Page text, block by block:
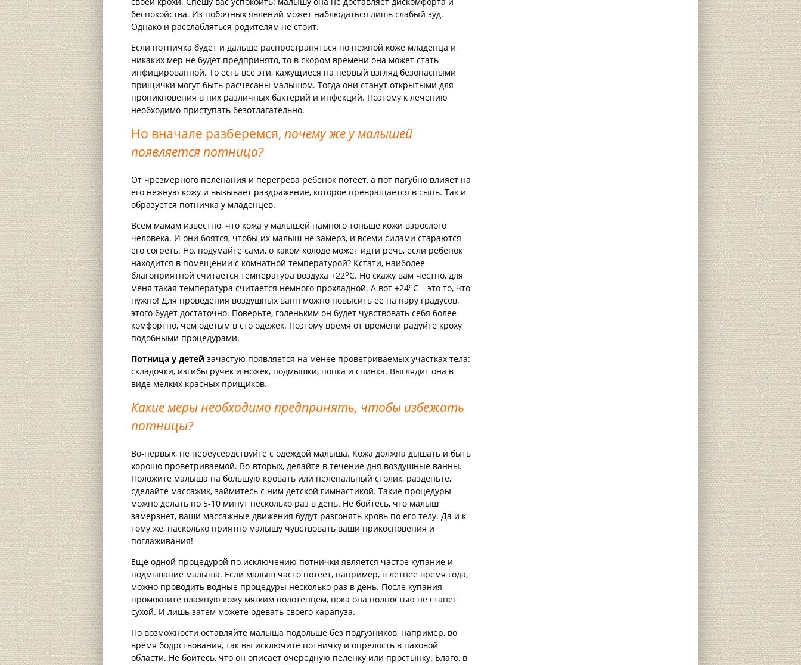
беспокойства. Из побочных явлений может наблюдаться лишь слабый зуд.
Однако и расслабляться родителям не стоит.
Если потничка будет и дальше распространяться по нежной коже младенца и
никаких мер не будет предпринято, то в скором времени она может стать
инфицированной. То есть все эти, кажущиеся на первый взгляд безопасными
прищички могут быть расчесаны малышом. Тогда они станут открытыми для
проникновения в них различных бактерий и инфекций. Поэтому к лечению
необходимо приступать безотлагательно.
Но вначале разберемся, почему же у малышей
появляется потница?
От чрезмерного пеленания и перегрева ребенок потеет, а пот пагубно влияет на
его нежную кожу и вызывает раздражение, которое превращается в сыпь. Так и
образуется потничка у младенцев.
Всем мамам известно, что кожа у малышей намного тоньше кожи взрослого
человека. И они боятся, чтобы их малыш не замерз, и всеми силами стараются
его согреть. Но, подумайте сами, о каком холоде может идти речь, если ребенок
находится в помещении с комнатной температурой? Кстати, наиболее
благоприятной считается температура воздуха +22оС. Но скажу вам честно, для
меня такая температура считается немного прохладной. А вот +24оС – это то, что
нужно! Для проведения воздушных ванн можно повысить её на пару градусов,
этого будет достаточно. Поверьте, голеньким он будет чувствовать себя более
комфортно, чем одетым в сто одежек. Поэтому время от времени радуйте кроху
подобными процедурами.
Потница у детей зачастую появляется на менее проветриваемых участках тела:
складочки, изгибы ручек и ножек, подмышки, попка и спинка. Выглядит она в
виде мелких красных прищиков.
Какие меры необходимо предпринять, чтобы избежать
потницы?
Во-первых, не переусердствуйте с одеждой малыша. Кожа должна дышать и быть
хорошо проветриваемой. Во-вторых, делайте в течение дня воздушные ванны.
Положите малыша на большую кровать или пеленальный столик, разденьте,
сделайте массажик, займитесь с ним детской гимнастикой. Такие процедуры
можно делать по 5-10 минут несколько раз в день. Не бойтесь, что малыш
замерзнет, ваши массажные движения будут разгонять кровь по его телу. Да и к
тому же, насколько приятно малышу чувствовать ваши прикосновения и
поглаживания!
Ещё одной процедурой по исключению потнички является частое купание и
подмывание малыша. Если малыш часто потеет, например, в летнее время года,
можно проводить водные процедуры несколько раз в день. После купания
промокните влажную кожу мягким полотенцем, пока она полностью не станет
сухой. И лишь затем можете одевать своего карапуза.
По возможности оставляйте малыша подольше без подгузников, например, во
время бодрствования, так вы исключите потничку и опрелость в паховой
области. Не бойтесь, что он описает очередную пеленку или простынку. Благо, в